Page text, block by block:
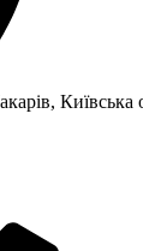
Київська